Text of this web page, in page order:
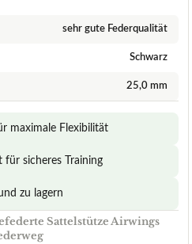
sehr gute Federqualität
Schwarz
25,0 mm
maximale Flexibilität
für sicheres Training
zu lagern
Sattelstütze Airwings